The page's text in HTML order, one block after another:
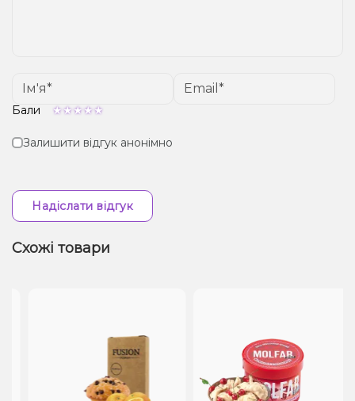
Бали
Залишити відгук анонімно
Надіслати відгук
Схожі товари